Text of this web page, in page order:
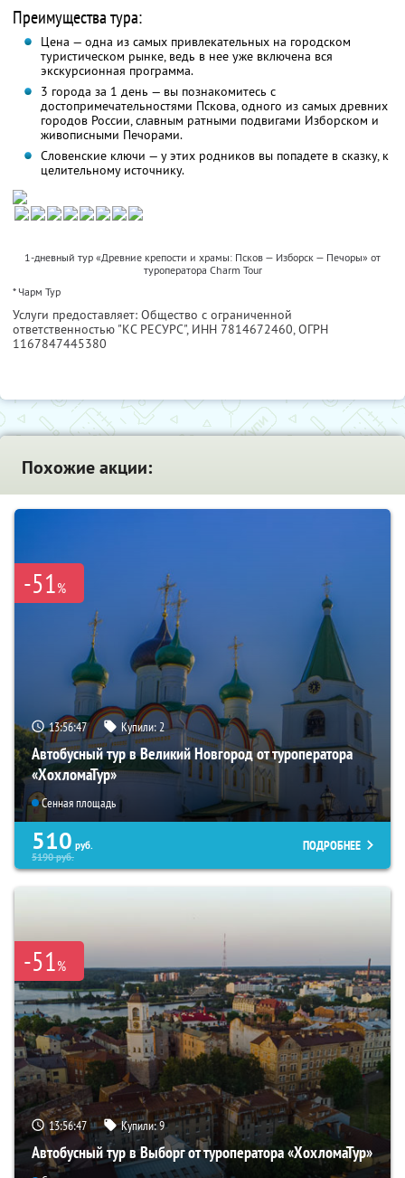
Преимущества тура:
Цена — одна из самых привлекательных на городском
туристическом рынке, ведь в нее уже включена вся
экскурсионная программа.
3 города за 1 день — вы познакомитесь с
достопримечательностями Пскова, одного из самых древних
городов России, славным ратными подвигами Изборском и
живописными Печорами.
Словенские ключи — у этих родников вы попадете в сказку, к
целительному источнику.
1-дневный тур «Древние крепости и храмы: Псков — Изборск — Печоры» от
туроператора Charm Tour
* Чарм Тур
Услуги предоставляет: Общество с ограниченной
ответственностью "КС РЕСУРС", ИНН 7814672460, ОГРН
1167847445380
Похожие акции:
-51%
13:56:45 Купили:2
Автобусный тур в Великий Новгород от туроператора
«ХохломаТур»
Сенная площадь
510 руб.
5190руб.
ПОДРОБНЕЕ
-51%
13:56:45 Купили:9
Автобусный тур в Выборг от туроператора «ХохломаТур»